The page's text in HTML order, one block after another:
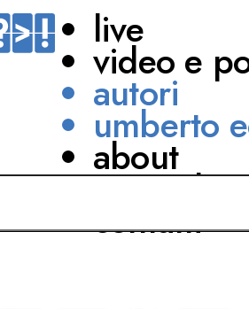
live
video e
autori
umberto
about
network
contatti
Roberto Olivi